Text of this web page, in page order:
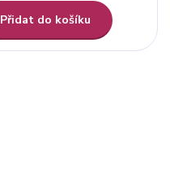
Přidat do košíku